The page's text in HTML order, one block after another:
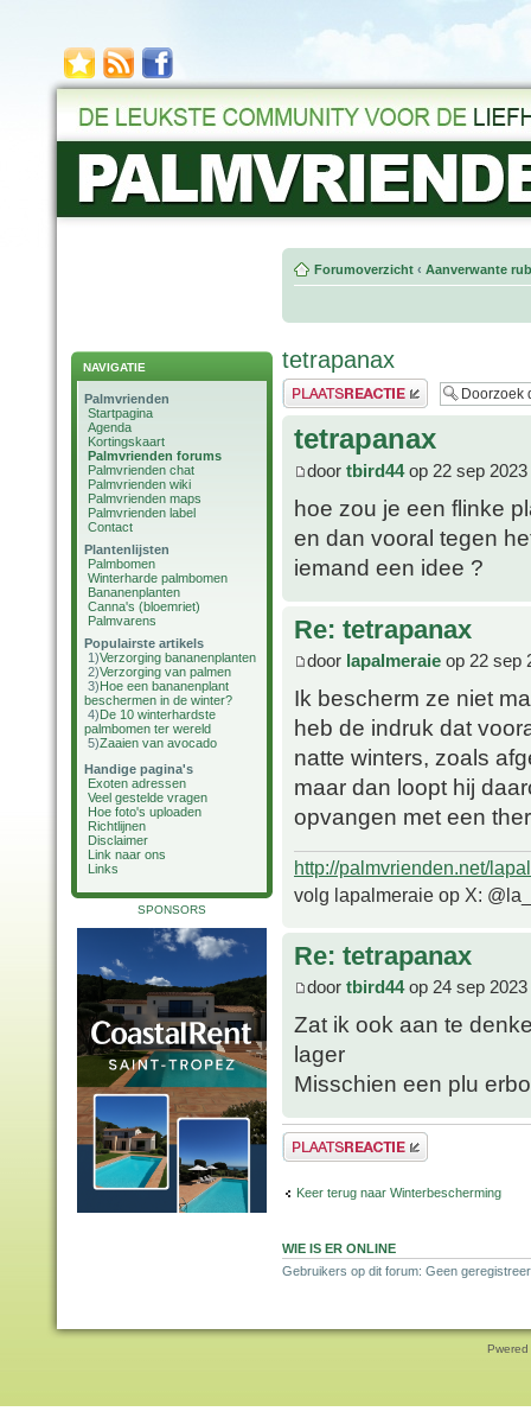
NAVIGATIE
Palmvrienden
Startpagina
Agenda
Kortingskaart
Palmvrienden forums
Palmvrienden chat
Palmvrienden wiki
Palmvrienden maps
Palmvrienden label
Contact
Plantenlijsten
Palmbomen
Winterharde palmbomen
Bananenplanten
Canna's (bloemriet)
Palmvarens
Populairste artikels
1)Verzorging bananenplanten
2)Verzorging van palmen
3)Hoe een bananenplant
beschermen in de winter?
4)De 10 winterhardste
palmbomen ter wereld
5)Zaaien van avocado
Handige pagina's
Exoten adressen
Veel gestelde vragen
Hoe foto's uploaden
Richtlijnen
Disclaimer
Link naar ons
Links
SPONSORS
Forumoverzicht ‹ Aanverwante
tetrapanax
Plaats een reactie
tetrapanax
door tbird44op 22 sep 2023
hoe zou je een flinke
en dan vooral tegen
iemand een idee ?
Re: tetrapanax
door lapalmeraie op 22 sep
Ik bescherm ze niet
heb de indruk dat
natte winters, zoals
maar dan loopt hij
opvangen met een
http://palmvrienden.net/
volg lapalmeraie op X:
Re: tetrapanax
door tbird44op 24 sep 2023
Zat ik ook aan te
lager
Misschien een plu
Plaats een reactie
Keer terug naar Winterbescherming
WIE IS ER ONLINE
Gebruikers op dit forum: Geen